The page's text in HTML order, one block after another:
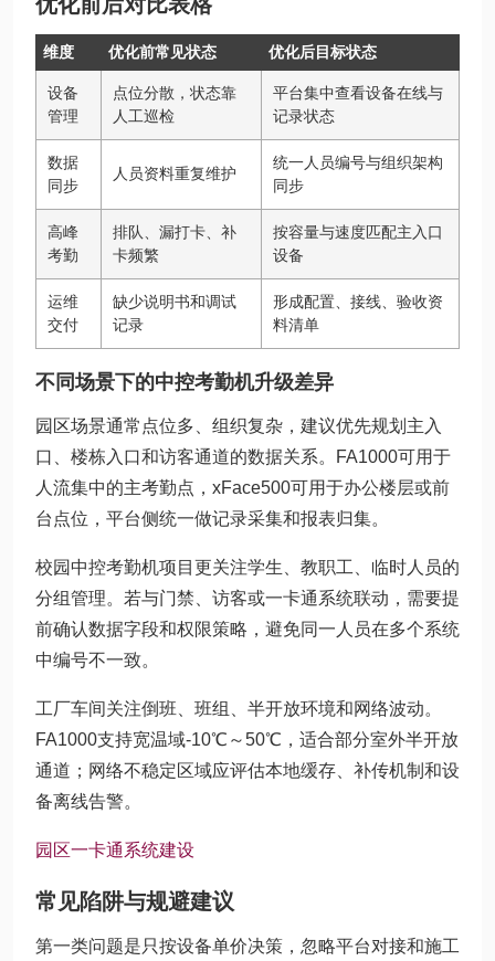
维度 优化前常见状态 优化后目标状态
设备
管理
点位分散，状态靠
人工巡检
平台集中查看设备在线与
记录状态
数据
同步
人员资料重复维护
统一人员编号与组织架构
同步
高峰
考勤
排队、漏打卡、补
卡频繁
按容量与速度匹配主入口
设备
运维
交付
缺少说明书和调试
记录
形成配置、接线、验收资
料清单
不同场景下的中控考勤机升级差异
园区场景通常点位多、组织复杂，建议优先规划主入
口、楼栋入口和访客通道的数据关系。FA1000可用于
人流集中的主考勤点，xFace500可用于办公楼层或前
台点位，平台侧统一做记录采集和报表归集。
校园中控考勤机项目更关注学生、教职工、临时人员的
分组管理。若与门禁、访客或一卡通系统联动，需要提
前确认数据字段和权限策略，避免同一人员在多个系统
中编号不一致。
工厂车间关注倒班、班组、半开放环境和网络波动。
FA1000支持宽温域-10℃～50℃，适合部分室外半开放
通道；网络不稳定区域应评估本地缓存、补传机制和设
备离线告警。
园区一卡通系统建设
常见陷阱与规避建议
第一类问题是只按设备单价决策，忽略平台对接和施工